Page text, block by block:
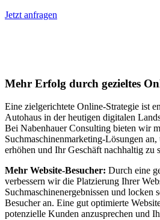
Jetzt anfragen
Mehr Erfolg durch gezieltes
Eine zielgerichtete Online-Strategie ist
Autohaus in der heutigen digitalen
Bei Nabenhauer Consulting bieten wir
Suchmaschinenmarketing-Lösungen
erhöhen und Ihr Geschäft nachhaltig zu
Mehr Website-Besucher: Durch eine
verbessern wir die Platzierung Ihrer
Suchmaschinenergebnissen und locken
Besucher an. Eine gut optimierte
potenzielle Kunden anzusprechen und